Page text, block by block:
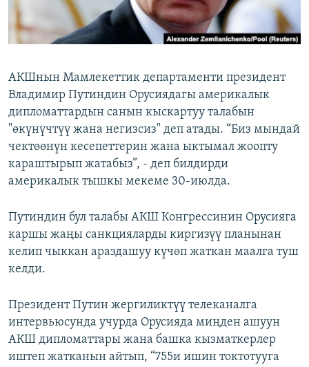
ЭЕ/АРнун бардык сайттары
АКШнын Мамлекеттик департаменти президент
Владимир Путиндин Орусиядагы америкалык
дипломаттардын санын кыскартуу талабын
"өкүнүчтүү жана негизсиз" деп атады. “Биз мындай
чектөөнүн кесепеттерин жана ыктымал жоопту
караштырып жатабыз”, - деп билдирди
америкалык тышкы мекеме 30-июлда.
Путиндин бул талабы АКШ Конгрессинин Орусияга
каршы жаңы санкцияларды киргизүү планынан
келип чыккан араздашуу күчөп жаткан маалга туш
келди.
Президент Путин жергиликтүү телеканалга
интервьюсунда учурда Орусияда миңден ашуун
АКШ дипломаттары жана башка кызматкерлер
иштеп жатканын айтып, “755и ишин токтотууга